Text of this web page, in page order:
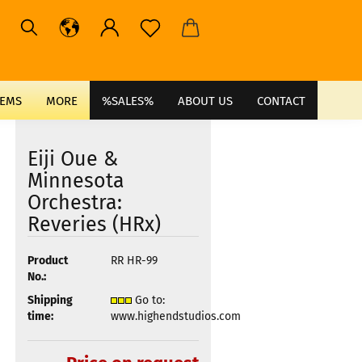
%SALES% ABOUT US CONTACT
MORE
Eiji Oue &
Minnesota
Orchestra:
Reveries (HRx)
Product
No.:
RR HR-99
Shipping
time:
Go to:
www.highendstudios.com